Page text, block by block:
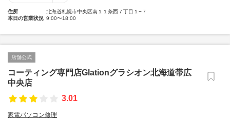
住所
北海道札幌市中央区南１１条西７丁目１−７
本日の営業状況 9:00〜18:00
店舗公式
コーティング専門店Glationグラシオン北海道帯広
中央店
3.01
家電パソコン修理